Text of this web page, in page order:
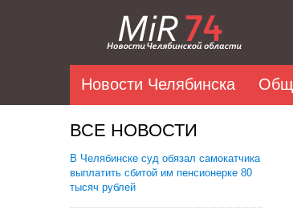
Новости Челябинска
ВСЕ НОВОСТИ
В Челябинске суд обязал самокатчика
выплатить сбитой им пенсионерке 80
тысяч рублей